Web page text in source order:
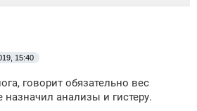
15:40
говорит обязательно вес
назначил анализы и гистеру.